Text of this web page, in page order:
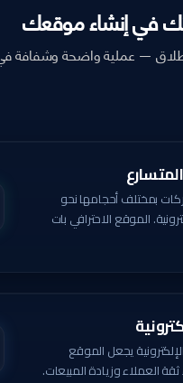
في إنشاء موقعك
— عملية واضحة وشفافة في ٥ مراحل
الشركات بمختلف أحجامها نحو
الموقع الاحترافي بات
يجعل الموقع
العملاء وزيادة المبيعات.